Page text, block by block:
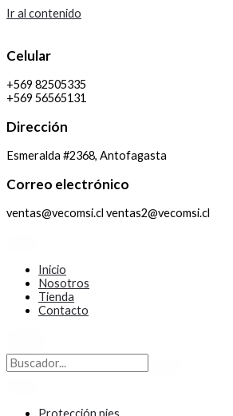
Ir al contenido
Celular
+569 82505335
+569 56565131
Dirección
Esmeralda #2368, Antofagasta
Correo electrónico
ventas@vecomsi.cl ventas2@vecomsi.cl
Inicio
Nosotros
Tienda
Contacto
Protección pies